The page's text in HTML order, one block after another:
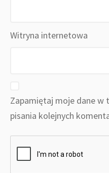
Witryna internetowa
Zapamiętaj moje dane w
pisania kolejnych